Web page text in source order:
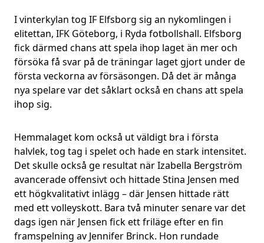
I vinterkylan tog IF Elfsborg sig an nykomlingen i
elitettan, IFK Göteborg, i Ryda fotbollshall. Elfsborg
fick därmed chans att spela ihop laget än mer och
försöka få svar på de träningar laget gjort under de
första veckorna av försäsongen. Då det är många
nya spelare var det såklart också en chans att spela
ihop sig.
Hemmalaget kom också ut väldigt bra i första
halvlek, tog tag i spelet och hade en stark intensitet.
Det skulle också ge resultat när Izabella Bergström
avancerade offensivt och hittade Stina Jensen med
ett högkvalitativt inlägg – där Jensen hittade rätt
med ett volleyskott. Bara två minuter senare var det
dags igen när Jensen fick ett friläge efter en fin
framspelning av Jennifer Brinck. Hon rundade